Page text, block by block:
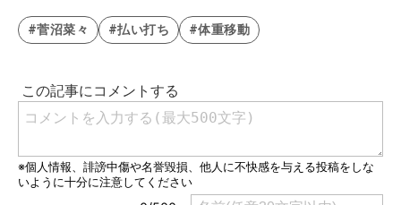
#菅沼菜々 #払い打ち #体重移動